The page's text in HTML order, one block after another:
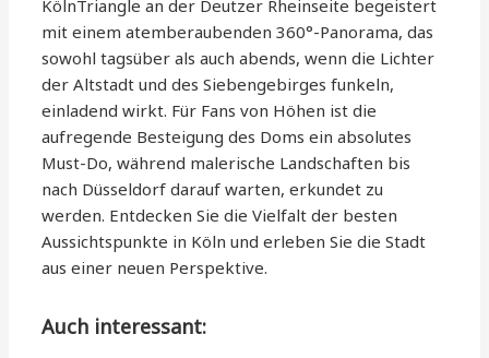
KölnTriangle an der Deutzer Rheinseite begeistert
mit einem atemberaubenden 360°-Panorama, das
sowohl tagsüber als auch abends, wenn die Lichter
der Altstadt und des Siebengebirges funkeln,
einladend wirkt. Für Fans von Höhen ist die
aufregende Besteigung des Doms ein absolutes
Must-Do, während malerische Landschaften bis
nach Düsseldorf darauf warten, erkundet zu
werden. Entdecken Sie die Vielfalt der besten
Aussichtspunkte in Köln und erleben Sie die Stadt
aus einer neuen Perspektive.
Auch interessant: